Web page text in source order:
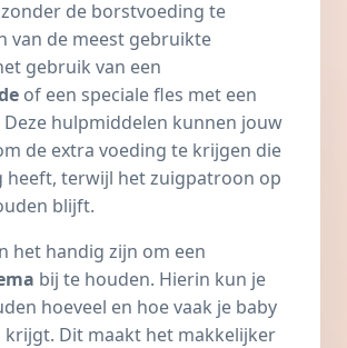
de borstvoeding te
van de meest gebruikte
gebruik van een
of een speciale fles met een
Deze hulpmiddelen kunnen jouw
de extra voeding te krijgen die
heeft, terwijl het zuigpatroon op
blijft.
het handig zijn om een
bij te houden. Hierin kun je
hoeveel en hoe vaak je baby
krijgt. Dit maakt het makkelijker